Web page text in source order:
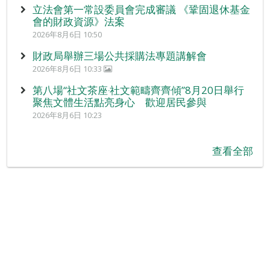
立法會第一常設委員會完成審議 《鞏固退休基金
會的財政資源》法案
2026年8月6日 10:50
財政局舉辦三場公共採購法專題講解會
2026年8月6日 10:33
第八場“社文茶座‧社文範疇齊齊傾”8月20日舉行
聚焦文體生活點亮身心 歡迎居民參與
2026年8月6日 10:23
查看全部